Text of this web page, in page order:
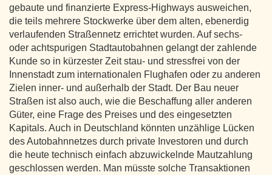
gebaute und finanzierte Express-Highways ausweichen,
die teils mehrere Stockwerke über dem alten, ebenerdig
verlaufenden Straßennetz errichtet wurden. Auf sechs-
oder achtspurigen Stadtautobahnen gelangt der zahlende
Kunde so in kürzester Zeit stau- und stressfrei von der
Innenstadt zum internationalen Flughafen oder zu anderen
Zielen inner- und außerhalb der Stadt. Der Bau neuer
Straßen ist also auch, wie die Beschaffung aller anderen
Güter, eine Frage des Preises und des eingesetzten
Kapitals. Auch in Deutschland könnten unzählige Lücken
des Autobahnnetzes durch private Investoren und durch
die heute technisch einfach abzuwickelnde Mautzahlung
geschlossen werden. Man müsste solche Transaktionen